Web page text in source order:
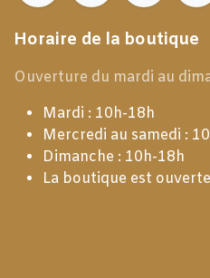
Horaire de la boutique
Ouverture du mardi au
Mardi : 10h-18h
Mercredi au samedi :
Dimanche : 10h-18h
La boutique est